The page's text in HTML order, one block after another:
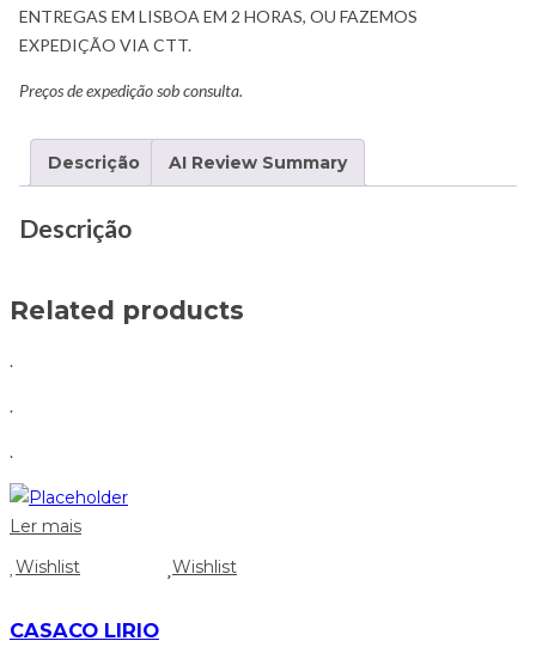
ENTREGAS EM LISBOA EM 2 HORAS, OU FAZEMOS
EXPEDIÇÃO VIA CTT.
Preços de expedição sob consulta.
Descrição AI Review Summary
Descrição
Related products
.
.
.
Ler mais
Wishlist
Wishlist
CASACO LIRIO